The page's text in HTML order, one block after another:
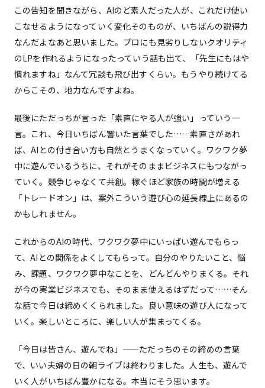
この告知を聞きながら、AIのど素人だった人が、これだけ使い
こなせるようになっていく変化そのものが、いちばんの説得力
なんだよなあと思いました。プロにも見劣りしないクオリティ
のLPを作れるようになったっていう話も出て、「先生にもはや
慣れますね」なんて冗談も飛び出すくらい。もうやり続けてる
からこその、地力なんですよね。
最後にただっちが言った「素直にやる人が強い」っていう一
言。これ、今日いちばん響いた言葉でした……素直さがあれ
ば、AIとの付き合い方も自然とうまくなっていく。ワクワク夢
中に遊んでいるうちに、それがそのままビジネスにもつながっ
ていく。競争じゃなくて共創。稼ぐほど家族の時間が増える
「トレードオン」は、案外こういう遊び心の延長線上にあるの
かもしれません。
これからのAIの時代、ワクワク夢中にいっぱい遊んでもらっ
て、AIとの関係をよくしてもらって。自分のやりたいこと、悩
み、課題、ワクワク夢中なことを、どんどんやりまくる。それ
が今の実業ビジネスでも、そのまま使えるはずだって……そん
な話で今日は締めくくられました。良い意味の遊び人になって
いく。楽しいところに、楽しい人が集まってくる。
「今日は皆さん、遊んでね」——ただっちのその締めの言葉
で、いい夫婦の日の朝ライブは終わりました。人生も、遊んで
いく人がいちばん豊かになる。本当にそう思います。